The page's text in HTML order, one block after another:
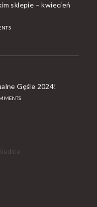
sklepie – kwiecień
Gęśle 2024!